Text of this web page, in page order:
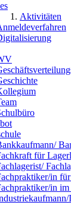
Aktivitäten
für
in
in